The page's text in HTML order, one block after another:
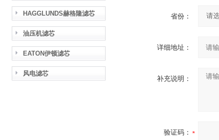
HAGGLUNDS赫格隆滤芯
油压机滤芯
EATON伊顿滤芯
风电滤芯
省份：
详细地址：
补充说明：
验证码：